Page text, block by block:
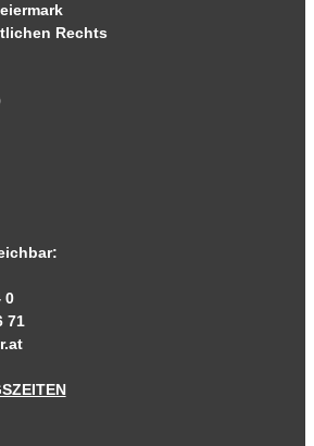
Rechts
0
71